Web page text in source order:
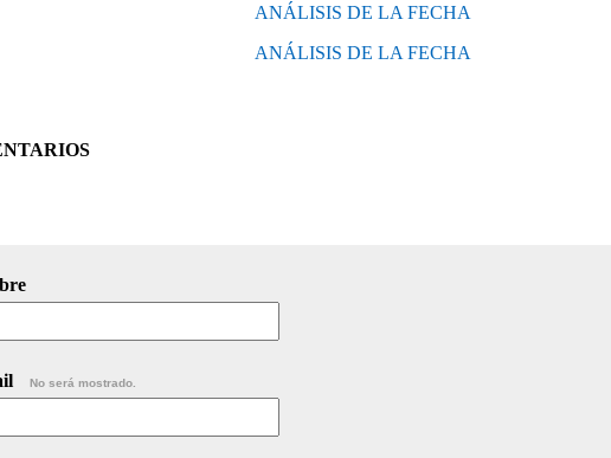
ANÁLISIS DE LA FECHA
ANÁLISIS DE LA FECHA
No será mostrado.